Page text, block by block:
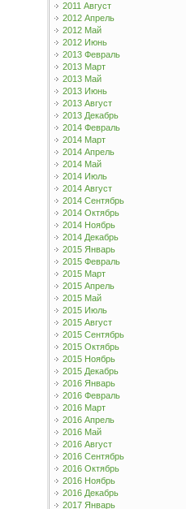
2011 Август
2012 Апрель
2012 Май
2012 Июнь
2013 Февраль
2013 Март
2013 Май
2013 Июнь
2013 Август
2013 Декабрь
2014 Февраль
2014 Март
2014 Апрель
2014 Май
2014 Июль
2014 Август
2014 Сентябрь
2014 Октябрь
2014 Ноябрь
2014 Декабрь
2015 Январь
2015 Февраль
2015 Март
2015 Апрель
2015 Май
2015 Июль
2015 Август
2015 Сентябрь
2015 Октябрь
2015 Ноябрь
2015 Декабрь
2016 Январь
2016 Февраль
2016 Март
2016 Апрель
2016 Май
2016 Август
2016 Сентябрь
2016 Октябрь
2016 Ноябрь
2016 Декабрь
2017 Январь